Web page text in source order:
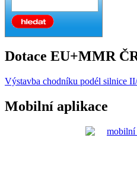
Dotace EU+MMR
Výstavba chodníku podél silnice
Mobilní aplikace